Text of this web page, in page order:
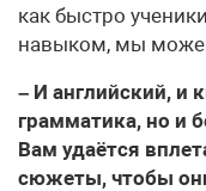
как быстро
навыком, мы
– И английский, и
грамматика, но и
Вам удаётся
сюжеты, чтобы